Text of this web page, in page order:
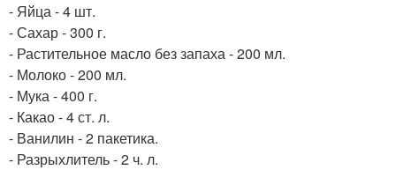
- Яйца - 4 шт.
- Сахар - 300 г.
- Растительное масло без запаха - 200 мл.
- Молоко - 200 мл.
- Мука - 400 г.
- Какао - 4 ст. л.
- Ванилин - 2 пакетика.
- Разрыхлитель - 2 ч. л.